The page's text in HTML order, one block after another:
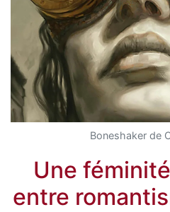
Boneshaker de
Une
entre